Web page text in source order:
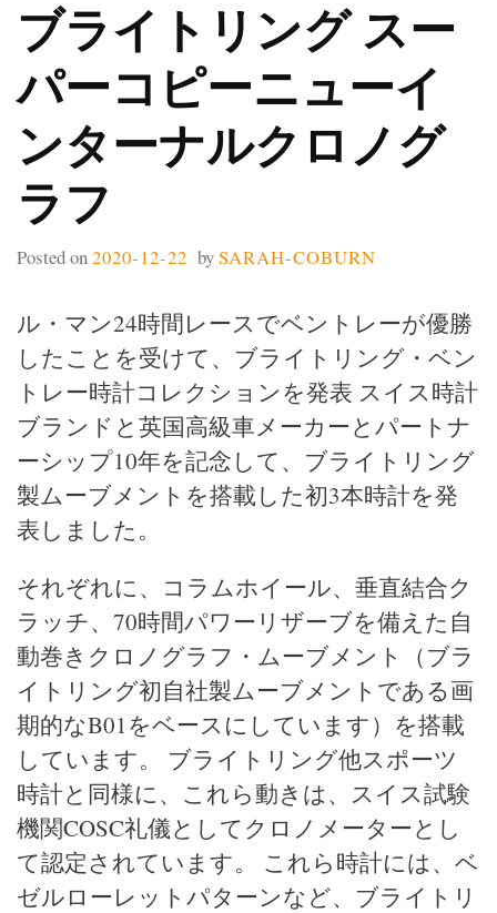
ブライトリング スー
パーコピーニューイ
ンターナルクロノグ
ラフ
Posted on2020-12-22 bySARAH-COBURN
ル・マン24時間レースでベントレーが優勝
したことを受けて、ブライトリング・ベン
トレー時計コレクションを発表 スイス時計
ブランドと英国高級車メーカーとパートナ
ーシップ10年を記念して、ブライトリング
製ムーブメントを搭載した初3本時計を発
表しました。
それぞれに、コラムホイール、垂直結合ク
ラッチ、70時間パワーリザーブを備えた自
動巻きクロノグラフ・ムーブメント（ブラ
イトリング初自社製ムーブメントである画
期的なB01をベースにしています）を搭載
しています。 ブライトリング他スポーツ
時計と同様に、これら動きは、スイス試験
機関COSC礼儀としてクロノメーターとし
て認定されています。 これら時計には、ベ
ゼルローレットパターンなど、ブライトリ